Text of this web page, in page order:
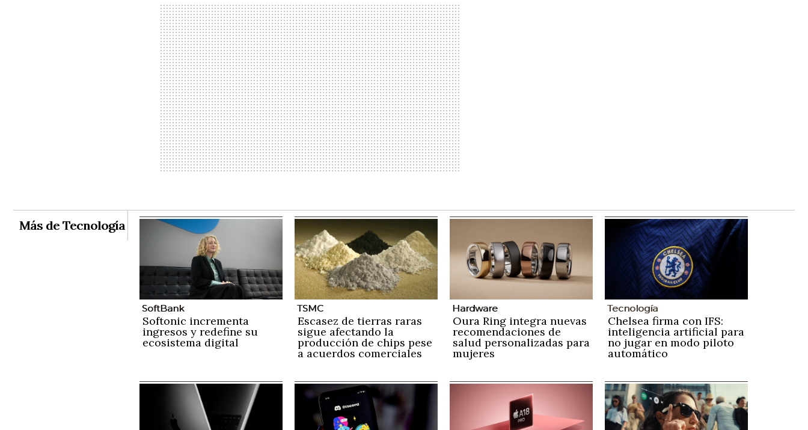
Más de Tecnología
SoftBank
Softonic incrementa
ingresos y redefine su
ecosistema digital
TSMC
Escasez de tierras raras
sigue afectando la
producción de chips pese
a acuerdos comerciales
Hardware
Oura Ring integra nuevas
recomendaciones de
salud personalizadas para
mujeres
Tecnología
Chelsea firma con IFS:
inteligencia artificial para
no jugar en modo piloto
automático